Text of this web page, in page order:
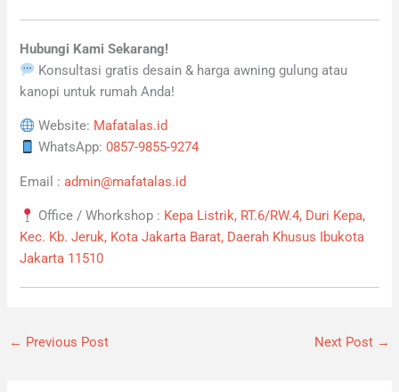
Hubungi Kami Sekarang!
Konsultasi gratis desain & harga awning gulung atau
kanopi untuk rumah Anda!
Website: Mafatalas.id
WhatsApp:0857-9855-9274
Email :admin@mafatalas.id
Office / Whorkshop : Kepa Listrik, RT.6/RW.4, Duri Kepa,
Kec. Kb. Jeruk, Kota Jakarta Barat, Daerah Khusus Ibukota
Jakarta 11510
← Previous Post Next Post →